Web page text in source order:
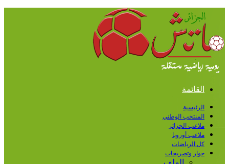
القائمة
الرئيسية
المنتخب الوطني
ملاعب الجزائر
ملاعب أوروبا
كل الرياضات
حوار وتصريحات
الملف